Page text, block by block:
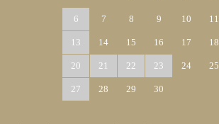
6 7 8 9 10 11
13 14 15 16 17 18
20 21 22 23 24 25
27 28 29 30